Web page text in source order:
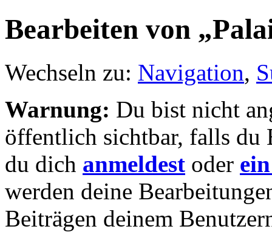
Bearbeiten von
Wechseln zu: Navigation,
Warnung: Du bist nicht
öffentlich sichtbar, falls du
du dich anmeldest oder
werden deine
Beiträgen deinem